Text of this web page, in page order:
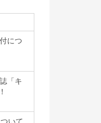
フ
につ
「キ
いて